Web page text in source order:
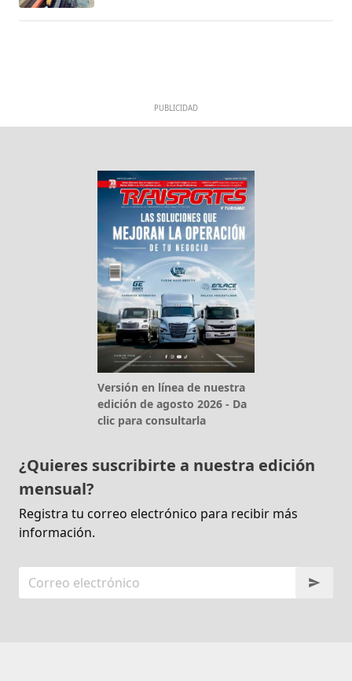
PUBLICIDAD
Versión en línea de nuestra
edición de agosto 2026 - Da
clic para consultarla
¿Quieres suscribirte a nuestra edición
mensual?
Registra tu correo electrónico para recibir más
información.